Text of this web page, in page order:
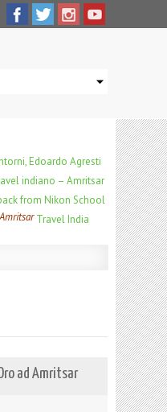
Edoardo Agresti
indiano – Amritsar
from Nikon School
Travel India
ad Amritsar